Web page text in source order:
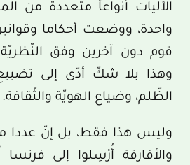
الآليات أنواعاً متعددة من
واحدة، ووضعت أحكاما
قوم دون آخرين وفق النّظريّة
وهذا بلا شكّ أدّى إلى
الظّلم، وضياع الهويّة والثّقافة.
وليس هذا فقط، بل إنّ عددا
والأفارقة أُرْسِلوا إلى